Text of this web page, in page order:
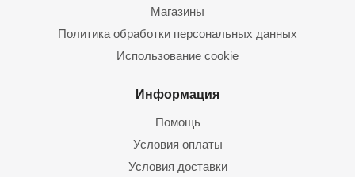
Магазины
Политика обработки персональных данных
Использование cookie
Информация
Помощь
Условия оплаты
Условия доставки